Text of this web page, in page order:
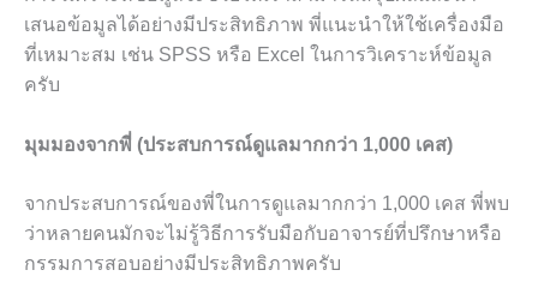
เสนอข้อมูลได้อย่างมีประสิทธิภาพ พี่แนะนำให้ใช้เครื่องมือ
ที่เหมาะสม เช่น SPSS หรือ Excel ในการวิเคราะห์ข้อมูล
ครับ
มุมมองจากพี่ (ประสบการณ์ดูแลมากกว่า 1,000 เคส)
จากประสบการณ์ของพี่ในการดูแลมากกว่า 1,000 เคส พี่พบ
ว่าหลายคนมักจะไม่รู้วิธีการรับมือกับอาจารย์ที่ปรึกษาหรือ
กรรมการสอบอย่างมีประสิทธิภาพครับ